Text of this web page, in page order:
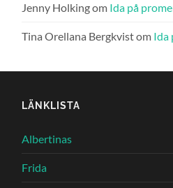
Jenny Holkingom Ida på
Tina Orellana Bergkvistom Ida
LÄNKLISTA
Albertinas
Frida